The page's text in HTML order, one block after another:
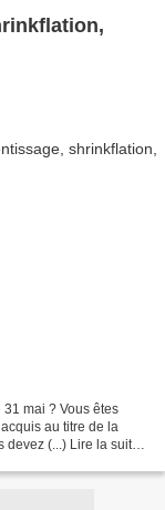
mai ? Vous êtes
au titre de la
(...) Lire la suite